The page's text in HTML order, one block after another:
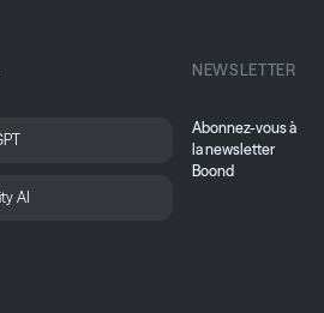
AI
NEWSLETTER
Abonnez-vous à
la newsletter
Boond